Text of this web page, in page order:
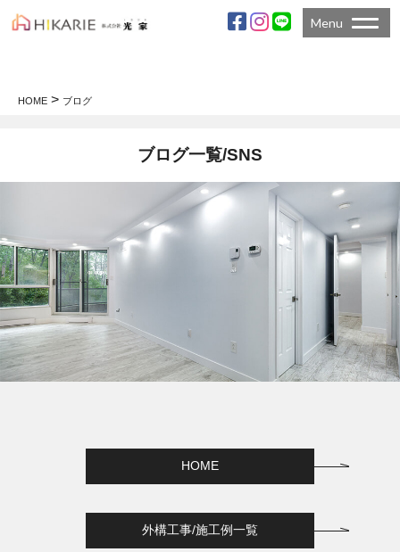
Menu
HOME > ブログ
ブログ一覧/SNS
HOME
外構工事/施工例一覧